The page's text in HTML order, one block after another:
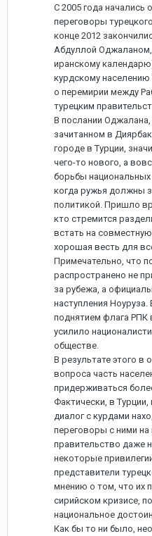
С 2005 года
переговоры
конце 2012
Абдуллой Оджаланом,
иранскому
курдскому
о перемирии между
турецким
В послании
зачитанном в
городе в Турции,
чего-то нового, а
борьбы
когда ружья должны
политикой. Пришло
кто стремится
встать на
хорошая весть для
Примечательно, что
распространено не
за рубежа, а
наступления
поднятием флага
усилило
обществе.
В результате этого в
вопроса часть
придерживаться
Фактически, в
диалог с курдами
переговоры с ними
правительство даже
некоторые
представители
мнению о том, что их
сирийском кризисе,
национальное
Как бы то ни было,